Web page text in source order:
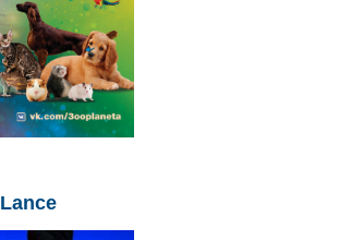
Lance